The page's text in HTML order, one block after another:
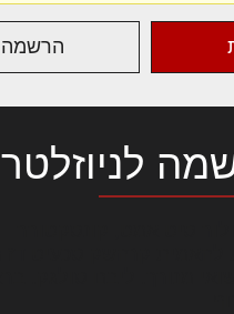
הרשמה
לניוזלטר